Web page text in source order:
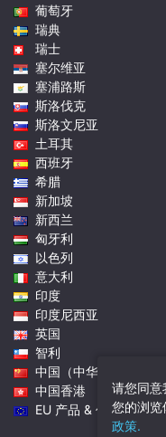
葡萄牙
瑞典
瑞士
塞尔维亚
塞浦路斯
斯洛伐克
斯洛文尼亚
土耳其
西班牙
希腊
新加坡
新西兰
匈牙利
以色列
意大利
印度
印度尼西亚
英国
智利
中国（中华人民共和国）
中国香港
EU 产品 & 价格
请您同
您的浏览
政策.